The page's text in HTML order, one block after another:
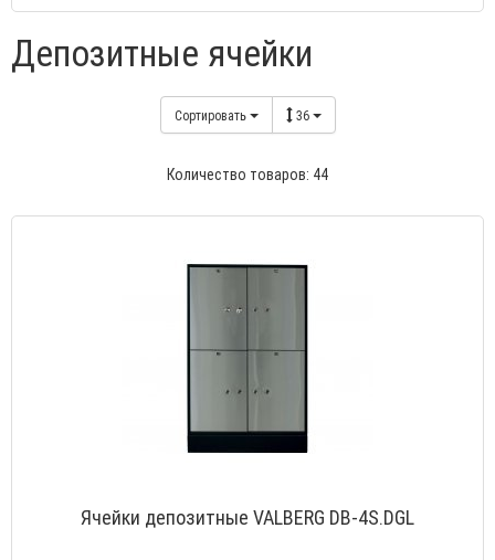
Депозитные ячейки
Сортировать 36
Количество товаров: 44
Ячейки депозитные VALBERG DB-4S.DGL